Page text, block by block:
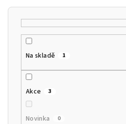
o
Na skladě 1
Akce 3
Novinka 0